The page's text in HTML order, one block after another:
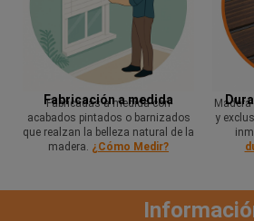
Fabricación a medida
Fabricadas a medida con
acabados pintados o barnizados
que realzan la belleza natural de la
madera. ¿Cómo Medir?
y